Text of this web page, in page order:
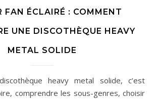
FAN ÉCLAIRÉ : COMMENT
UNE DISCOTHÈQUE HEAVY
METAL SOLIDE
comprendre les sous-genres, choisir